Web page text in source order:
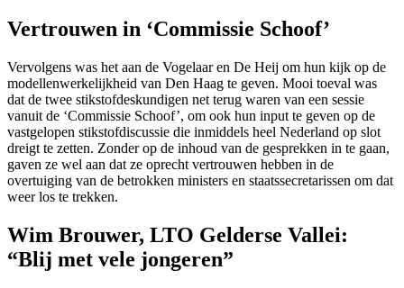
Vertrouwen in ‘Commissie Schoof’
Vervolgens was het aan de Vogelaar en De Heij om hun kijk op de
modellenwerkelijkheid van Den Haag te geven. Mooi toeval was
dat de twee stikstofdeskundigen net terug waren van een sessie
vanuit de ‘Commissie Schoof’, om ook hun input te geven op de
vastgelopen stikstofdiscussie die inmiddels heel Nederland op slot
dreigt te zetten. Zonder op de inhoud van de gesprekken in te gaan,
gaven ze wel aan dat ze oprecht vertrouwen hebben in de
overtuiging van de betrokken ministers en staatssecretarissen om dat
weer los te trekken.
Wim Brouwer, LTO Gelderse Vallei:
“Blij met vele jongeren”